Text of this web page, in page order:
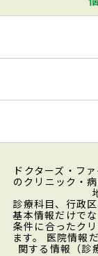
ドクターズ・フ
のクリニック・
診療科目、行政
基本情報だけで
条件に合ったク
ます。 医院情報
関する情報（診